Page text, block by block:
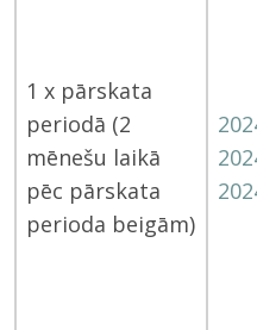
1 x pārskata
periodā (2
mēnešu laikā
pēc pārskata
perioda beigām)